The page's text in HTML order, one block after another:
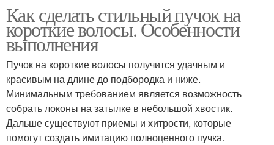
Как сделать стильный пучок на
короткие волосы. Особенности
выполнения
Пучок на короткие волосы получится удачным и
красивым на длине до подбородка и ниже.
Минимальным требованием является возможность
собрать локоны на затылке в небольшой хвостик.
Дальше существуют приемы и хитрости, которые
помогут создать имитацию полноценного пучка.